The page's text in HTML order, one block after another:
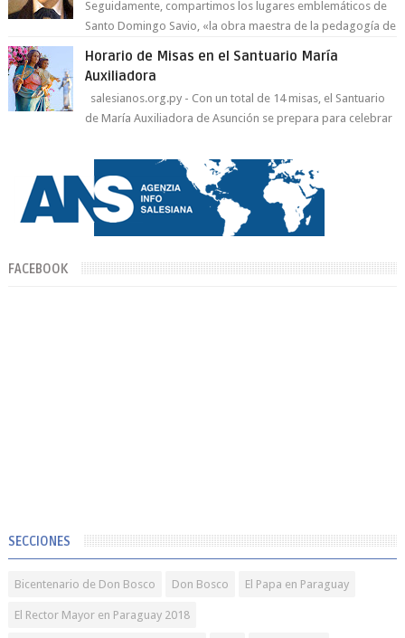
Seguidamente, compartimos los lugares emblemáticos de
Santo Domingo Savio, «la obra maestra de la pedagogía de
Horario de Misas en el Santuario María
Auxiliadora
salesianos.org.py - Con un total de 14 misas, el Santuario
de María Auxiliadora de Asunción se prepara para celebrar
FACEBOOK
SECCIONES
Bicentenario de Don Bosco Don Bosco El Papa en Paraguay
El Rector Mayor en Paraguay 2018